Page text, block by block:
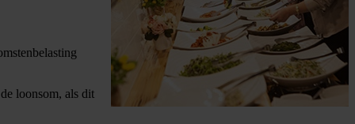
loonsom, als dit